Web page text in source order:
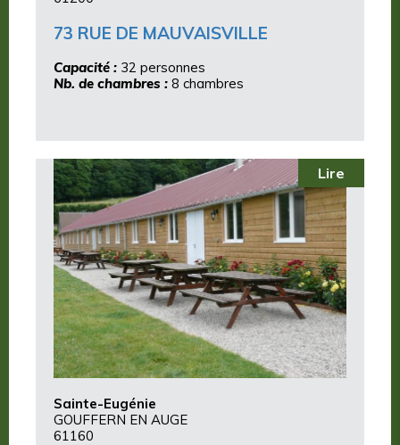
73 RUE DE MAUVAISVILLE
Capacité : 32 personnes
Nb. de chambres : 8 chambres
Lire
Sainte-Eugénie
GOUFFERN EN AUGE
61160